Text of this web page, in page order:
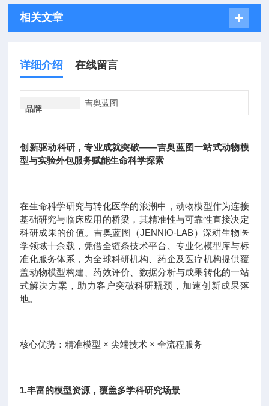
相关文章
详细介绍 在线留言
品牌
吉奥蓝图
创新驱动科研，专业成就突破——吉奥蓝图一站式动物模
型与实验外包服务赋能生命科学探索
在生命科学研究与转化医学的浪潮中，动物模型作为连接
基础研究与临床应用的桥梁，其精准性与可靠性直接决定
科研成果的价值。吉奥蓝图（JENNIO-LAB）深耕生物医
学领域十余载，凭借全链条技术平台、专业化模型库与标
准化服务体系，为全球科研机构、药企及医疗机构提供覆
盖动物模型构建、药效评价、数据分析与成果转化的一站
式解决方案，助力客户突破科研瓶颈，加速创新成果落
地。
核心优势：精准模型 × 尖端技术 × 全流程服务
1.丰富的模型资源，覆盖多学科研究场景